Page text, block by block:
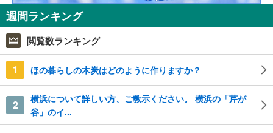
週間ランキング
閲覧数ランキング
1 ほの暮らしの木炭はどのように作りますか？
2
横浜について詳しい方、ご教示ください。 横浜の「芹が
谷」のイ...